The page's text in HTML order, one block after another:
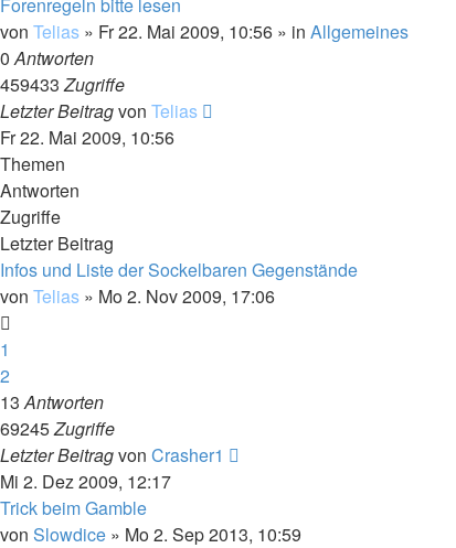
von Telias » Fr 22. Mai 2009, 10:56 » in Allgemeines
0Antworten
459433Zugriffe
Letzter Beitragvon Telias
Fr 22. Mai 2009, 10:56
Themen
Antworten
Zugriffe
Letzter Beitrag
Infos und Liste der Sockelbaren Gegenstände
von Telias » Mo 2. Nov 2009, 17:06
1
2
13Antworten
69245Zugriffe
Letzter Beitragvon Crasher1
Mi 2. Dez 2009, 12:17
Trick beim Gamble
von Slowdice » Mo 2. Sep 2013, 10:59